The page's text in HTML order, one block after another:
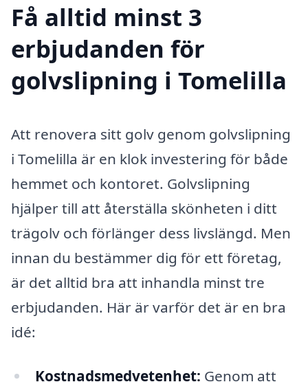
Få alltid minst 3
erbjudanden för
golvslipning i Tomelilla
Att renovera sitt golv genom golvslipning
i Tomelilla är en klok investering för både
hemmet och kontoret. Golvslipning
hjälper till att återställa skönheten i ditt
trägolv och förlänger dess livslängd. Men
innan du bestämmer dig för ett företag,
är det alltid bra att inhandla minst tre
erbjudanden. Här är varför det är en bra
idé:
Kostnadsmedvetenhet: Genom att